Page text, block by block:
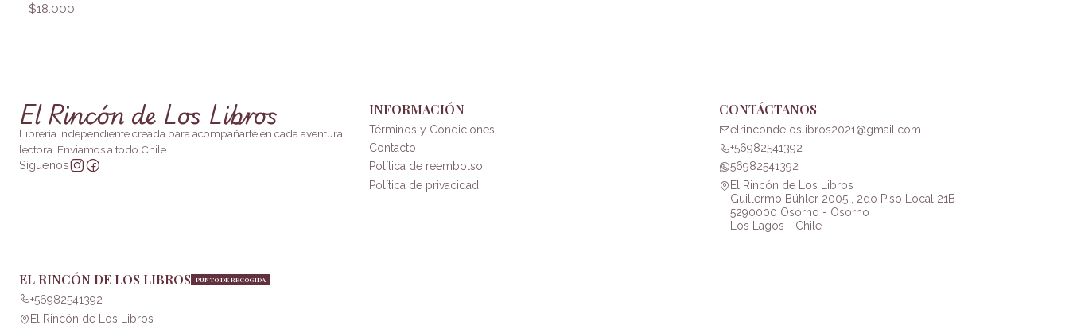
$18.000
El Rincón de Los Libros
Librería independiente creada para acompañarte en cada aventura
lectora. Enviamos a todo Chile.
Síguenos
INFORMACIÓN
Términos y Condiciones
Contacto
Política de reembolso
Política de privacidad
CONTÁCTANOS
elrincondeloslibros2021@gmail.com
+56982541392
56982541392
El Rincón de Los Libros
Guillermo Bühler 2005 , 2do Piso Local 21B
5290000 Osorno - Osorno
Los Lagos - Chile
EL RINCÓN DE LOS LIBROS PUNTO DE RECOGIDA
+56982541392
El Rincón de Los Libros